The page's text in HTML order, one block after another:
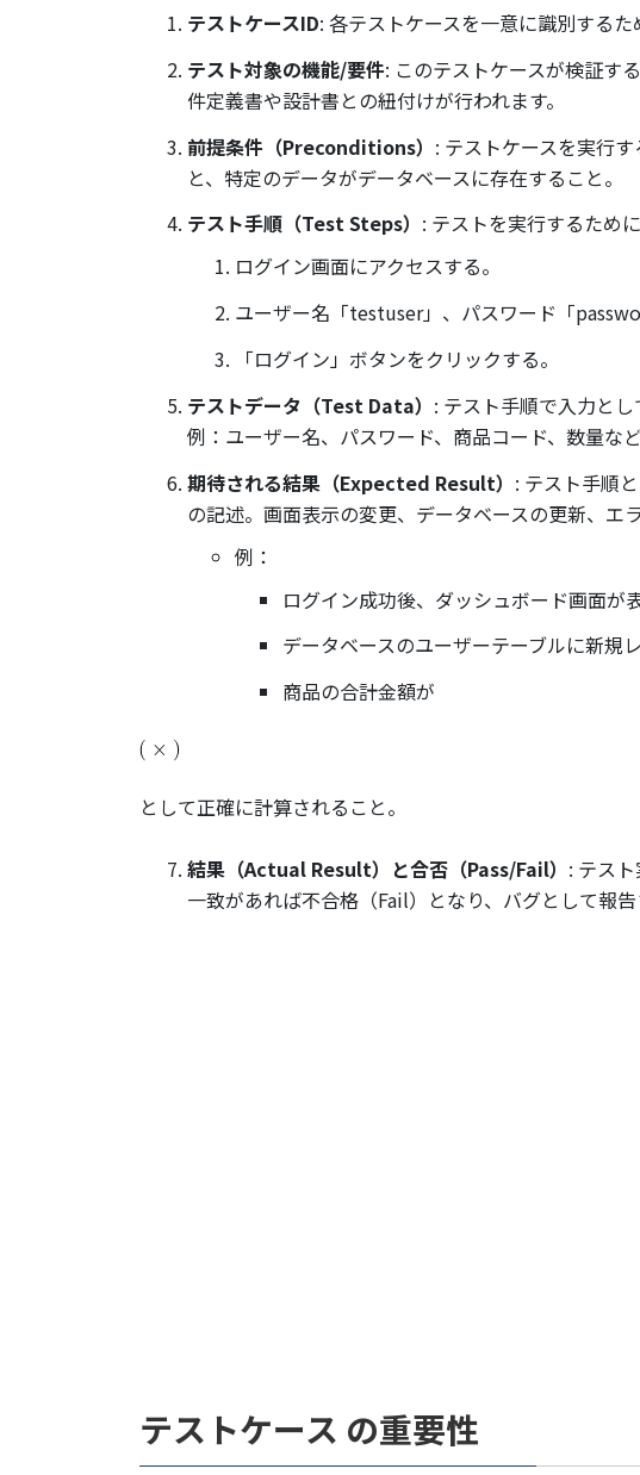
テストケースID: 各テストケースを一意に識別する
テスト対象の機能/要件: このテストケースが検証す
件定義書や設計書との紐付けが行われます。
前提条件（Preconditions） : テストケースを実行
と、特定のデータがデータベースに存在すること。
テスト手順（Test Steps） : テストを実行するため
ログイン画面にアクセスする。
ユーザー名「testuser」、パスワード「
「ログイン」ボタンをクリックする。
テストデータ（Test Data） : テスト手順で入力と
例：ユーザー名、パスワード、商品コード、数量など
期待される結果（Expected Result） : テスト手順
の記述。画面表示の変更、データベースの更新、エ
例：
ログイン成功後、ダッシュボード画面が
データベースのユーザーテーブルに新規
商品の合計金額が
として正確に計算されること。
結果（Actual Result）と合否（Pass/Fail） : テス
一致があれば不合格（Fail）となり、バグとして報告
テストケース の重要性